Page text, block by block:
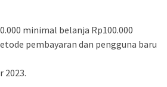
minimal belanja Rp100.000
pembayaran dan pengguna baru
2023.